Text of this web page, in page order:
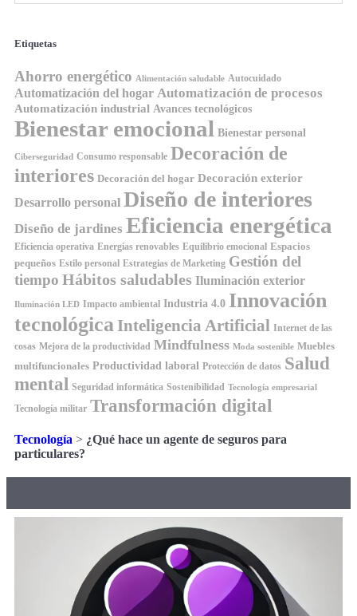
Etiquetas
Ahorro energético Alimentación saludable Autocuidado
Automatización del hogar Automatización de procesos
Automatización industrial Avances tecnológicos
Bienestar emocional Bienestar personal
Ciberseguridad Consumo responsable Decoración de
interiores Decoración del hogar Decoración exterior
Desarrollo personal Diseño de interiores
Diseño de jardines Eficiencia energética
Eficiencia operativa Energías renovables Equilibrio emocional Espacios
pequeños Estilo personal Estrategias de Marketing Gestión del
tiempo Hábitos saludables Iluminación exterior
Iluminación LED Impacto ambiental Industria 4.0 Innovación
tecnológica Inteligencia Artificial Internet de las
cosas Mejora de la productividad Mindfulness Moda sostenible Muebles
multifuncionales Productividad laboral Protección de datos Salud
mental Seguridad informática Sostenibilidad Tecnología empresarial
Tecnología militar Transformación digital
Tecnología > ¿Qué hace un agente de seguros para
particulares?